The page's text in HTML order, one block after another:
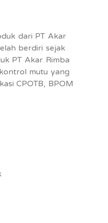
dari PT Akar
berdiri sejak
PT Akar Rimba
mutu yang
CPOTB, BPOM